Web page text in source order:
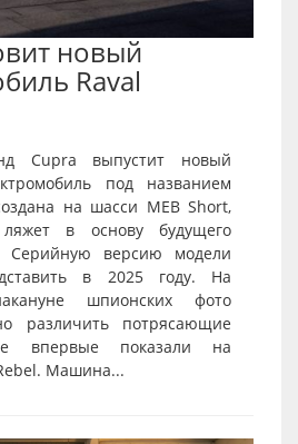
новый
Raval
Cupra выпустит новый
под названием
на шасси MEB Short,
в основу будущего
Серийную версию модели
в 2025 году. На
шпионских фото
различить потрясающие
впервые показали на
Машина...